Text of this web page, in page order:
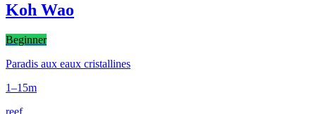
Koh Wao
Beginner
Paradis aux eaux cristallines
1–15m